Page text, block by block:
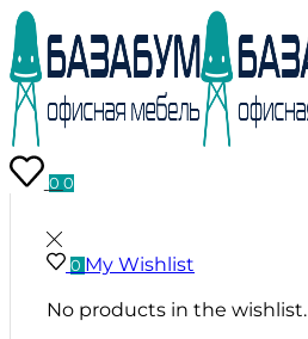
0 0
0 My Wishlist
No products in the wishlist.